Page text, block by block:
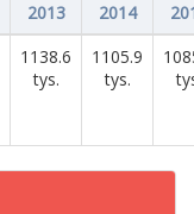
2013 2014
1138.6
tys.
1105.9
tys.